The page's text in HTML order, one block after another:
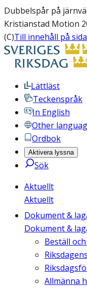
Dubbelspår på
Kristianstad Motion
(C)Till innehåll på
Lättläst
Teckenspråk
In English
Other
Ordbok
Aktivera lyssna
Sök
Aktuellt
Aktuellt
Dokument &
Dokument &
Beställ
Allmänna